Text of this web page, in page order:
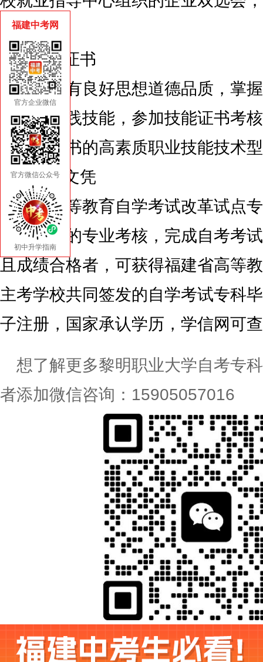
会等。
4.技能证书
培养具有良好思想道德品质，掌
扎实的实践技能，参加技能证书考
有技能证书的高素质职业技能技术
5.学历文凭
参加高等教育自学考试改革试点
院校组织的专业考核，完成自考考
且成绩合格者，可获得福建省高等
主考学校共同签发的自学考试专科
子注册，国家承认学历，学信网可
想了解更多黎明职业大学自考专
者添加微信咨询：15905057016
福建中考网
官方企业微信
官方微信公众号
初中升学指南